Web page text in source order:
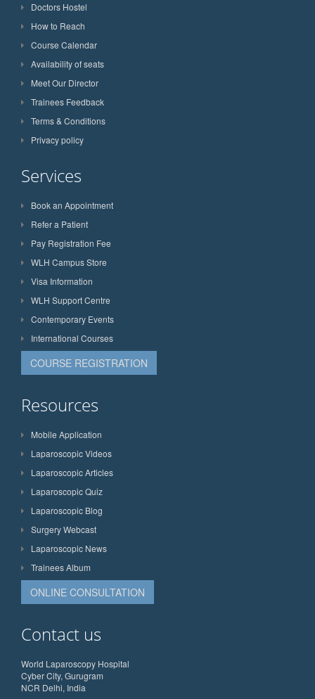
Doctors Hostel
How to Reach
Course Calendar
Availability of seats
Meet Our Director
Trainees Feedback
Terms & Conditions
Privacy policy
Services
Book an Appointment
Refer a Patient
Pay Registration Fee
WLH Campus Store
Visa Information
WLH Support Centre
Contemporary Events
International Courses
COURSE REGISTRATION
Resources
Mobile Application
Laparoscopic Videos
Laparoscopic Articles
Laparoscopic Quiz
Laparoscopic Blog
Surgery Webcast
Laparoscopic News
Trainees Album
ONLINE CONSULTATION
Contact us
World Laparoscopy Hospital
Cyber City, Gurugram
NCR Delhi, India